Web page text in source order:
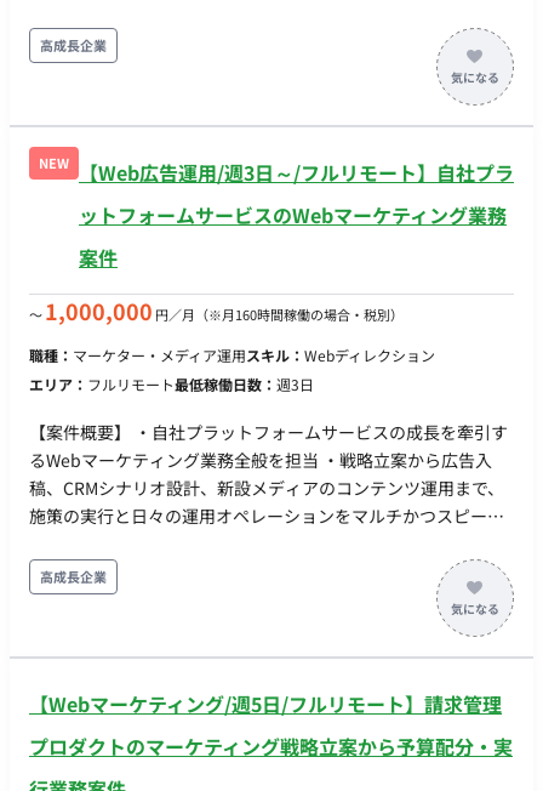
ンです。 【作業内容】 ・広告、メディア掲載、ウェビナー経由
のインバウンドリードへの初回対応、商談設定 ・オンライン商
談での課題ヒアリング、デモ実施、見積提示、クロージング ・
導入後のオンボーディング支援、活用フォロー、定例コミュニ
ケーション ・有料契約からカスタム契約等へのアップセル、ク
ロスセル提案 ・失注、解約理由の分析と、マーケティング／プ
ロダクト側へのフィードバック ・CRM、商談ログの整備および
高成長企業
NEW
【Web広告運用/週3日～/フルリモート】自社プラ
ットフォームサービスのWebマーケティング業務
案件
〜1,000,000 円／月 （※月160時間稼働の場合・税別）
職種： マーケター・メディア運用スキル： Webディレクション
エリア： フルリモート最低稼働日数： 週3日
【案件概要】 ・自社プラットフォームサービスの成長を牽引す
るWebマーケティング業務全般を担当 ・戦略立案から広告入
稿、CRMシナリオ設計、新設メディアのコンテンツ運用まで、
施策の実行と日々の運用オペレーションをマルチかつスピード
ど）は社内メンバーが担当 【作業内容】 ・Web広告の運用・ク
リエイティブ管理 ・各種Web広告（SNS広告、リスティング
等）の入稿、数値モニタリング、改善 ・CRM施策（公式LINE・
メルマガ等）の運用 ・ユーザーの継続率やLTVを高めるため
テンツ・メディアの運用実務 ・新しく立ち上げるサブドメイン
内でのメディア運用、コンテンツ作成の進行管理（カニバリの
高成長企業
【Webマーケティング/週5日/フルリモート】請求管理
プロダクトのマーケティング戦略立案から予算配分・実